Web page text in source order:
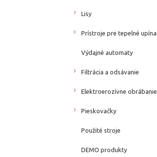
Lisy
Prístroje pre tepelné
Výdajné automaty
Filtrácia a odsávanie
Elektroerozívne obrábanie
Pieskovačky
Použité stroje
DEMO produkty